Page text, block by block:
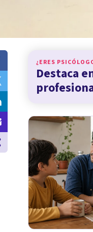
¿ERES
Destaca